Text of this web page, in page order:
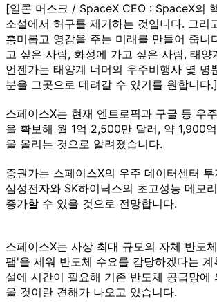
[일론 머스크 / SpaceX CEO : SpaceX의
소설에서 허구를 제거하는 것입니다. 그리
흥미롭고 영감을 주는 미래를 만들어 줍니
고 싶은 사람, 화성에 가고 싶은 사람, 태양
언젠가는 태양계 너머의 우주비행사 몇 명
분을 그곳으로 데려갈 수 있기를 원합니다.]
스페이스X는 현재 엔트로픽과 구글 등 우
을 확보해 월 1억 2,500만 달러, 약 1,900
을 올리는 것으로 알려졌습니다.
증권가는 스페이스X의 우주 데이터센터
삼성전자와 SK하이닉스의 초고성능 메모
증가할 수 있을 것으로 전망합니다.
스페이스X는 사상 최대 규모의 자체 반도
팹'을 세워 반도체 수요를 감당하겠다는 계
설에 시간이 필요해 기존 반도체 공급망에
을 것이란 견해가 나오고 있습니다.